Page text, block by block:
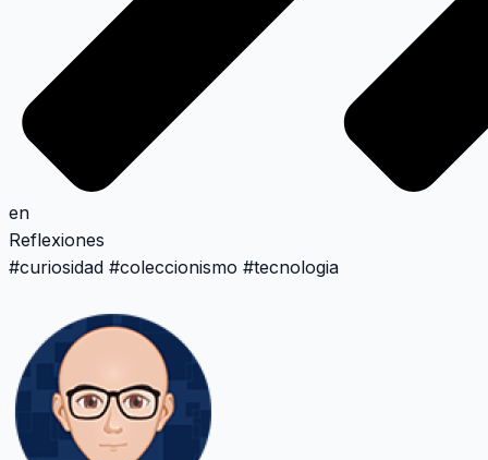
en
Reflexiones
#curiosidad #coleccionismo #tecnologia